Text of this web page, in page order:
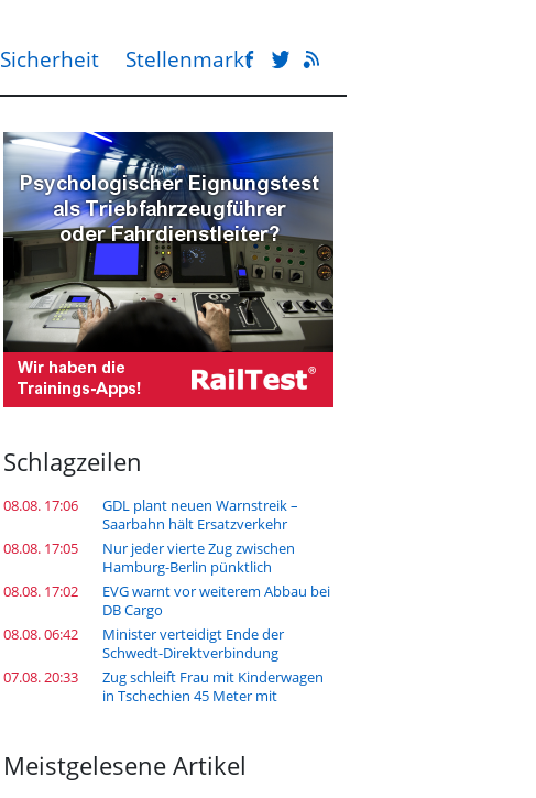
Sicherheit Stellenmarkt
Schlagzeilen
08.08. 17:06
GDL plant neuen Warnstreik –
Saarbahn hält Ersatzverkehr
08.08. 17:05
Nur jeder vierte Zug zwischen
Hamburg-Berlin pünktlich
08.08. 17:02
EVG warnt vor weiterem Abbau bei
DB Cargo
08.08. 06:42
Minister verteidigt Ende der
Schwedt-Direktverbindung
07.08. 20:33
Zug schleift Frau mit Kinderwagen
in Tschechien 45 Meter mit
Meistgelesene Artikel